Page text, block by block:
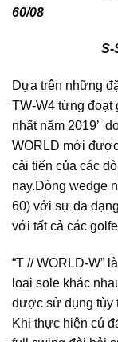
60/08
S-Sole
Dựa trên những
TW-W4 từng đoạt
nhất năm 2019’
WORLD mới
cải tiến của các
nay.Dòng wedge
60) với sự đa
với tất cả các
“T // WORLD-W”
loai sole khác
được sử dụng tùy
Khi thực hiện cú